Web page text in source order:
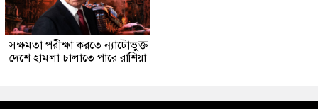
সক্ষমতা পরীক্ষা করতে ন্যাটোভুক্ত
দেশে হামলা চালাতে পারে রাশিয়া